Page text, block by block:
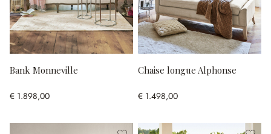
Bank Monneville
€ 1.898,00
Chaise longue Alphonse
€ 1.498,00